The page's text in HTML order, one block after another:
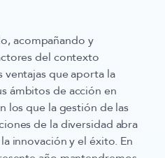
acompañando y
del contexto
ventajas que aporta la
ámbitos de acción en
los que la gestión de las
de la diversidad abra
innovación y el éxito. En